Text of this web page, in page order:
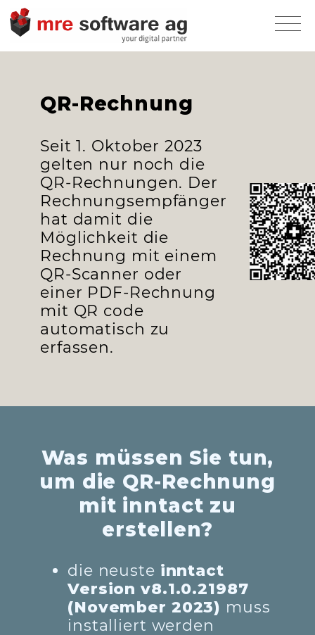
QR-Rechnung
Seit 1. Oktober 2023
gelten nur noch die
QR-Rechnungen. Der
Rechnungsempfänger
hat damit die
Möglichkeit die
Rechnung mit einem
QR-Scanner oder
einer PDF-Rechnung
mit QR code
automatisch zu
erfassen.
Was müssen Sie tun,
um die QR-Rechnung
mit inntact zu
erstellen?
die neuste inntact
Version v8.1.0.21987
(November 2023) muss
installiert werden